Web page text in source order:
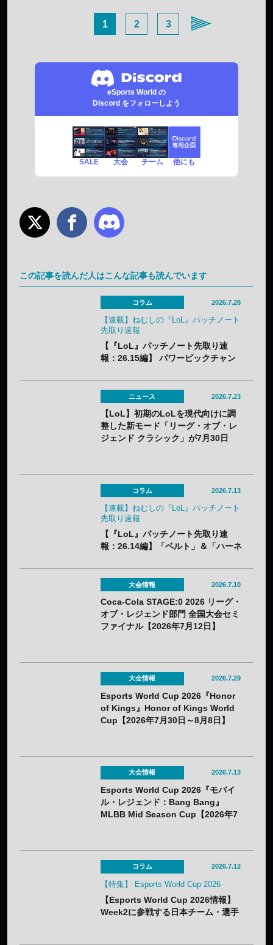
1 2 3
eSports World の
Discord をフォローしよう
SALE 大会 チーム 他にも
この記事を読んだ人はこんな記事も読んでいます
コラム 2026.7.28
【連載】ねむしの『LoL』パッチノート
先取り速報
【『LoL』パッチノート先取り速
報：26.15編】 パワーピックチャン
いにナーフ。「バスティオンブレイ
カー」はやり過ぎバフでメタアイテ
ム必至？
ニュース 2026.7.23
【LoL】初期のLoLを現代向けに調
整した新モード「リーグ・オブ・レ
ジェンド クラシック」が7月30日
が登場
コラム 2026.7.13
【連載】ねむしの『LoL』パッチノート
先取り速報
【『LoL』パッチノート先取り速
報：26.14編】「ベルト」＆「ハーネ
後の戦術に大きな影響？
大会情報 2026.7.10
Coca-Cola STAGE:0 2026 リーグ・
オブ・レジェンド部門 全国大会セミ
ファイナル【2026年7月12日】
大会情報 2026.7.29
Esports World Cup 2026『Honor
of Kings』Honor of Kings World
Cup【2026年7月30日～8月8日】
大会情報 2026.7.13
Esports World Cup 2026『モバイ
ル・レジェンド：Bang Bang』
MLBB Mid Season Cup【2026年7
コラム 2026.7.12
【特集】 Esports World Cup 2026
【Esports World Cup 2026情報】
Week2に参戦する日本チーム・選手